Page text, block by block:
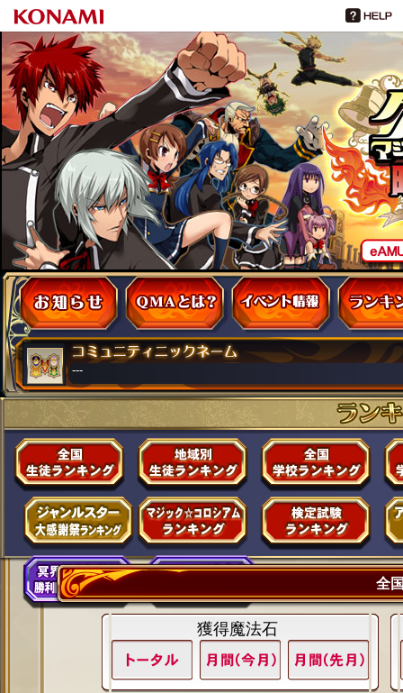
お知らせ QMAとは イベント・大会
---
全
獲得魔法石